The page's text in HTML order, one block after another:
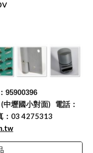
95900396
壢國小對面) 電話：
：03 4275313